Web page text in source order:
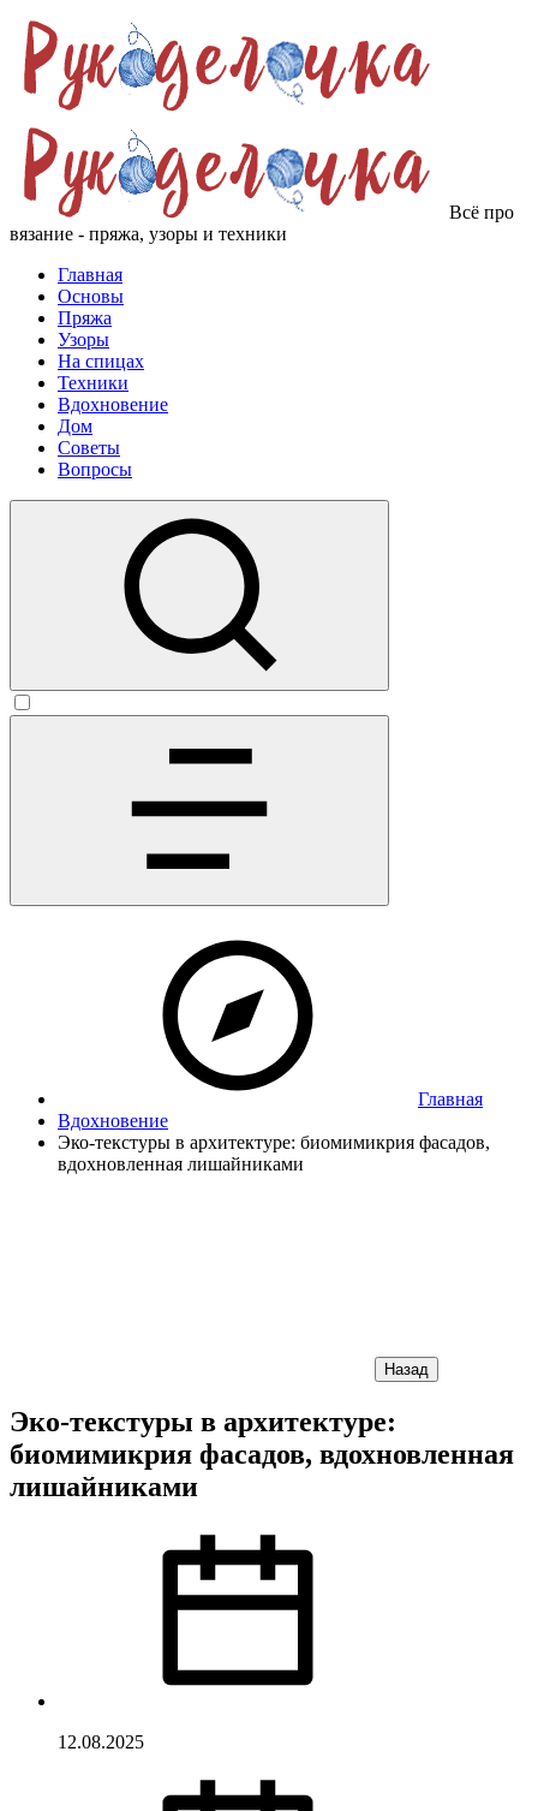
Всё про
вязание - пряжа, узоры и техники
Главная
Основы
Пряжа
Узоры
На спицах
Техники
Вдохновение
Дом
Советы
Вопросы
Главная
Вдохновение
Эко-текстуры в архитектуре: биомимикрия фасадов,
вдохновленная лишайниками
Назад
Эко-текстуры в архитектуре:
биомимикрия фасадов, вдохновленная
лишайниками
12.08.2025